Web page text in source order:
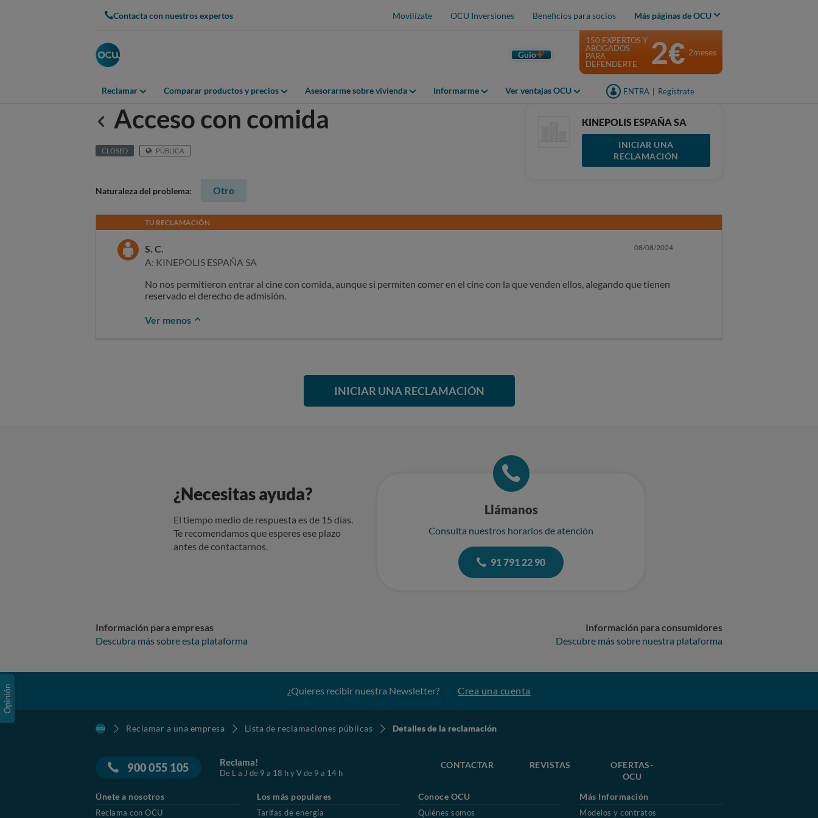
Contacta con nuestros expertos Movilízate OCU Inversiones Beneficios para socios Más páginas de OCU
Guio
Reclamar Comparar productos y precios Asesorarme sobre vivienda Informarme Ver ventajas OCU ENTRA Regístrate
150 EXPERTOS Y
ABOGADOS
PARA
DEFENDERTE
2€ 2meses
Anterior
Acceso con comida
CLOSED PÚBLICA
KINEPOLIS ESPAÑA SA
INICIAR UNA
RECLAMACIÓN
Naturaleza del problema: Otro
TU RECLAMACIÓN
S. C.
A: KINEPOLIS ESPAÑA SA
08/08/2024
No nos permitieron entrar al cine con comida, aunque si permiten comer en el cine con la que venden ellos, alegando que tienen
reservado el derecho de admisión.
Ver menos
INICIAR UNA RECLAMACIÓN
¿Necesitas ayuda?
El tiempo medio de respuesta es de 15 días.
Te recomendamos que esperes ese plazo
antes de contactarnos.
Llámanos
Consulta nuestros horarios de atención
91 791 22 90
Información para empresas
Descubra más sobre esta plataforma
Información para consumidores
Descubre más sobre nuestra plataforma
¿Quieres recibir nuestra Newsletter? Crea una cuenta
Reclamar a una empresa Lista de reclamaciones públicas Detalles de la reclamación
900 055 105 Reclama!
De L a J de 9 a 18 h y V de 9 a 14 h
CONTACTAR REVISTAS
OFERTAS-
OCU
Únete a nosotros
Reclama con OCU
Los más populares
Tarifas de energía
Conoce OCU
Quiénes somos
Más Información
Modelos y contratos